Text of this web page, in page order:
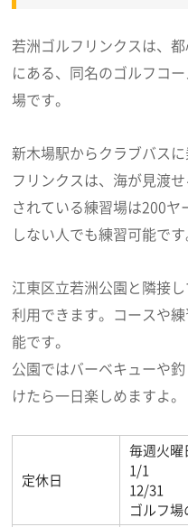
若洲ゴルフリンクスは、
にある、同名のゴルフコ
場です。
新木場駅からクラブバス
フリンクスは、海が見渡
されている練習場は200
しない人でも練習可能です
江東区立若洲公園と隣接
利用できます。コースや
能です。
公園ではバーベキューや
けたら一日楽しめますよ。
定休日
毎週火曜
1/1
12/31
ゴルフ